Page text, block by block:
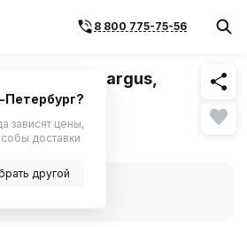
8 800 775-75-56Похожие
ВАЗ LADA Largus,
зависят цены,
доставки
другой